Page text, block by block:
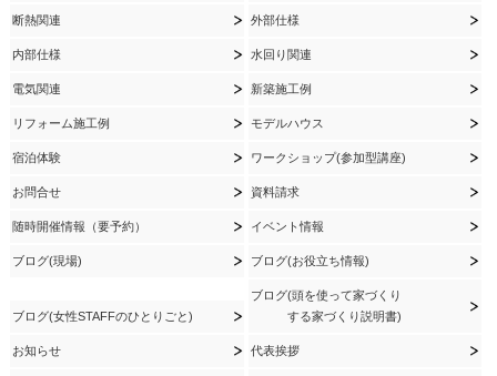
断熱関連 外部仕様
内部仕様 水回り関連
電気関連 新築施工例
リフォーム施工例 モデルハウス
宿泊体験 ワークショップ(参加型講座)
お問合せ 資料請求
随時開催情報（要予約） イベント情報
ブログ(現場) ブログ(お役立ち情報)
ブログ(女性STAFFのひとりごと)
ブログ(頭を使って家づくり
する家づくり説明書)
お知らせ 代表挨拶